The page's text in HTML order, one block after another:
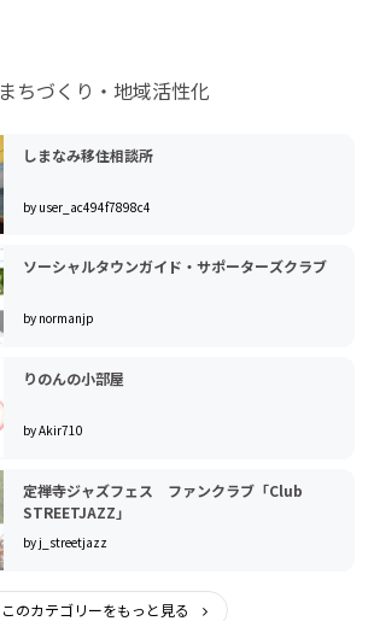
まちづくり・地域活性化
しまなみ移住相談所
by user_ac494f7898c4
ソーシャルタウンガイド・サポーターズクラブ
by normanjp
りのんの小部屋
by Akir710
定禅寺ジャズフェス ファンクラブ「Club
STREETJAZZ」
by j_streetjazz
このカテゴリーをもっと見る